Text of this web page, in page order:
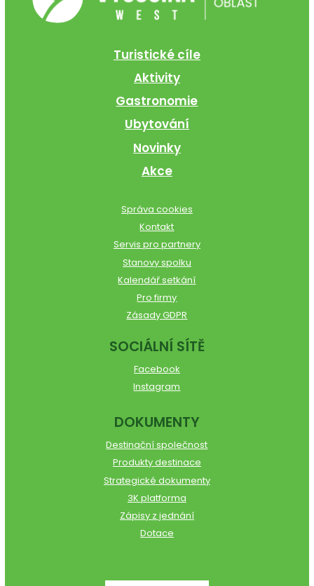
Turistické cíle
Aktivity
Gastronomie
Ubytování
Novinky
Akce
Správa cookies
Kontakt
Servis pro partnery
Stanovy spolku
Kalendář setkání
Pro firmy
Zásady GDPR
SOCIÁLNÍ SÍTĚ
Facebook
Instagram
DOKUMENTY
Destinační společnost
Produkty destinace
Strategické dokumenty
3K platforma
Zápisy z jednání
Dotace